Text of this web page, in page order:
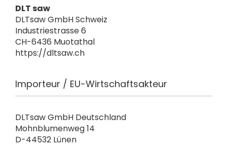
DLT saw
DLTsaw GmbH Schweiz
Industriestrasse 6
CH-6436 Muotathal
https://dltsaw.ch
Importeur / EU-Wirtschaftsakteur
DLTsaw GmbH Deutschland
Mohnblumenweg 14
D-44532 Lünen